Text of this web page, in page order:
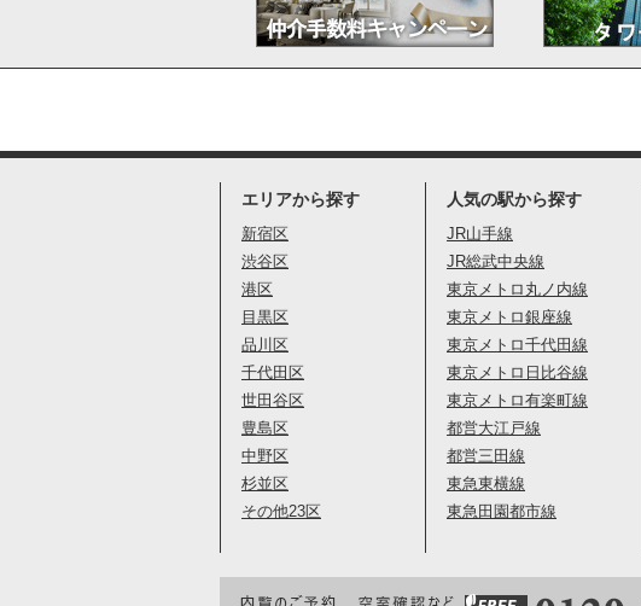
エリアから探す
新宿区
渋谷区
港区
目黒区
品川区
千代田区
世田谷区
豊島区
中野区
杉並区
その他23区
人気の駅から探す
JR山手線
JR総武中央線
東京メトロ丸ノ内線
東京メトロ銀座線
東京メトロ千代田線
東京メトロ日比谷線
東京メトロ有楽町線
都営大江戸線
都営三田線
東急東横線
東急田園都市線